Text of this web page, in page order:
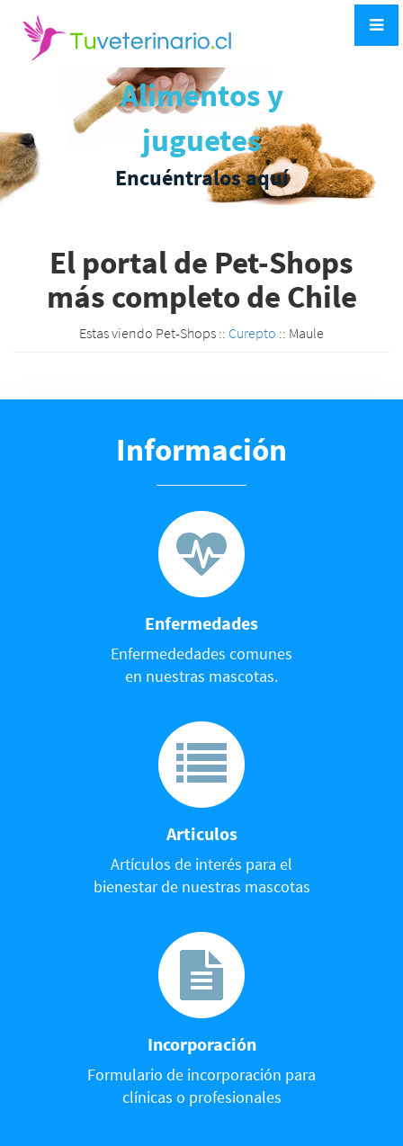
Alimentos y
juguetes
Encuéntralos aquí
El portal de Pet-Shops
más completo de Chile
Estas viendo Pet-Shops :: Curepto :: Maule
Información
Enfermedades
Enfermededades comunes
en nuestras mascotas.
Articulos
Artículos de interés para el
bienestar de nuestras mascotas
Incorporación
Formulario de incorporación para
clínicas o profesionales